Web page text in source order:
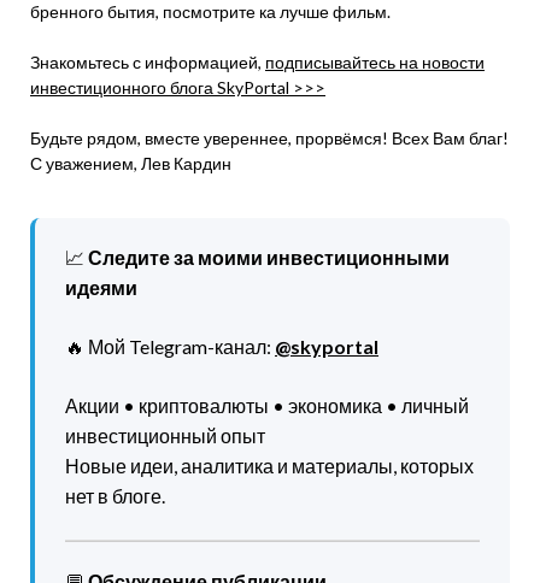
бренного бытия, посмотрите ка лучше фильм.
Знакомьтесь с информацией, подписывайтесь на новости
инвестиционного блога SkyPortal >>>
Будьте рядом, вместе увереннее, прорвёмся! Всех Вам благ!
С уважением, Лев Кардин
📈 Следите за моими инвестиционными
идеями
🔥 Мой Telegram-канал: @skyportal
Акции • криптовалюты • экономика • личный
инвестиционный опыт
Новые идеи, аналитика и материалы, которых
нет в блоге.